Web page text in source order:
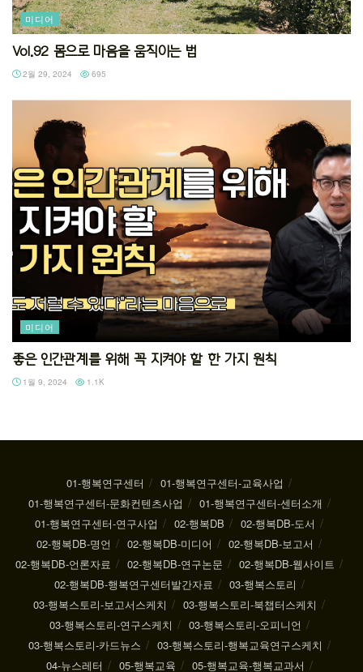
미디어
Vol.92 몸으로 마음을 움직이는 법
2월 29, 2024 695
미디어
좋은 인간관계를 위해 꼭 지켜야 할 한 가지 원칙
1월 9, 2024 1.1K
01-행복연구센터
01-행복연구센터-교육사업
01-행복연구센터-문화컨텐츠사업
01-행복연구센터-센터소개
01-행복연구센터-연구사업
02-행복DB
02-행복DB-도서
02-행복DB-명언
02-행복DB-미디어
02-행복DB-보고서
02-행복DB-언론자료
02-행복DB-연구논문
02-행복DB-웹사이트
02-행복DB-행복연구센터발간자료
03-행복스토리
03-행복스토리-보고서스케치
03-행복스토리-북챕터스케치
03-행복스토리-연구스케치
03-행복스토리-오피니언
03-행복스토리-카드뉴스
03-행복스토리-행복교육연구스케치
04-뉴스레터
05-행복교육 05-행복교육-행복교과서